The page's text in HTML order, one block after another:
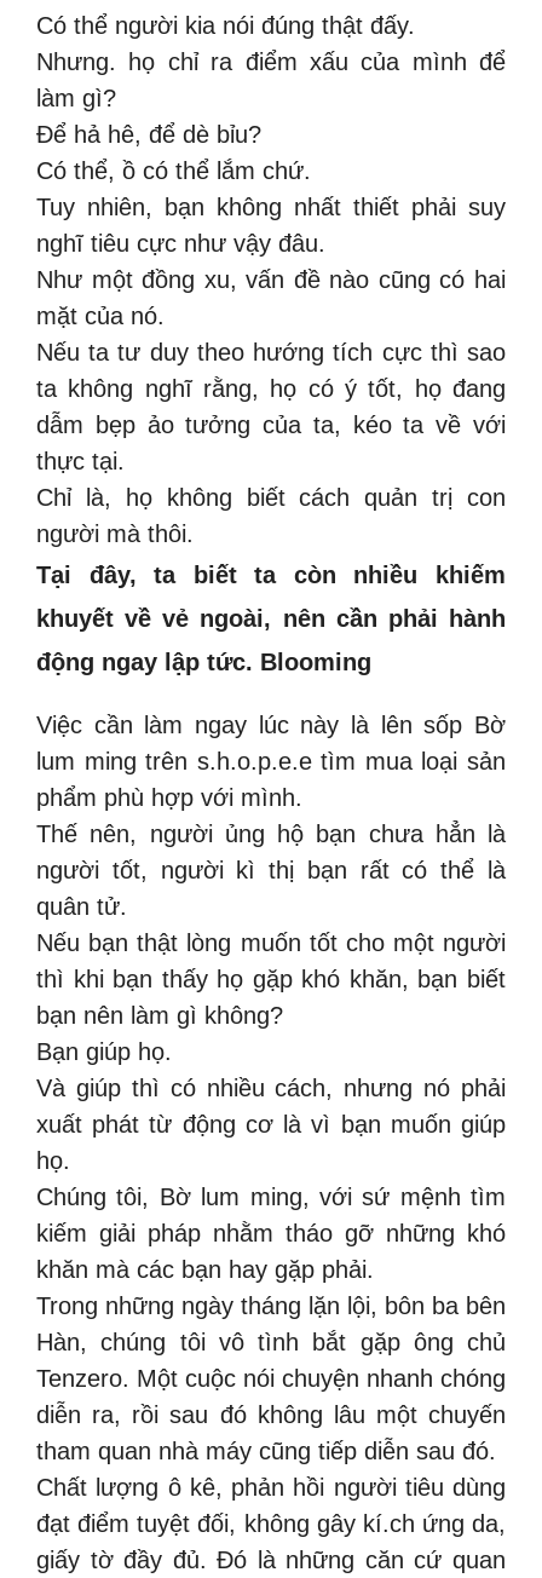
Có thể người kia nói đúng thật đấy.
Nhưng. họ chỉ ra điểm xấu của mình để
làm gì?
Để hả hê, để dè bỉu?
Có thể, ồ có thể lắm chứ.
Tuy nhiên, bạn không nhất thiết phải suy
nghĩ tiêu cực như vậy đâu.
Như một đồng xu, vấn đề nào cũng có hai
mặt của nó.
Nếu ta tư duy theo hướng tích cực thì sao
ta không nghĩ rằng, họ có ý tốt, họ đang
dẫm bẹp ảo tưởng của ta, kéo ta về với
thực tại.
Chỉ là, họ không biết cách quản trị con
người mà thôi.
Tại đây, ta biết ta còn nhiều khiếm
khuyết về vẻ ngoài, nên cần phải hành
động ngay lập tức. Blooming
Việc cần làm ngay lúc này là lên sốp Bờ
lum ming trên s.h.o.p.e.e tìm mua loại sản
phẩm phù hợp với mình.
Thế nên, người ủng hộ bạn chưa hẳn là
người tốt, người kì thị bạn rất có thể là
quân tử.
Nếu bạn thật lòng muốn tốt cho một người
thì khi bạn thấy họ gặp khó khăn, bạn biết
bạn nên làm gì không?
Bạn giúp họ.
Và giúp thì có nhiều cách, nhưng nó phải
xuất phát từ động cơ là vì bạn muốn giúp
họ.
Chúng tôi, Bờ lum ming, với sứ mệnh tìm
kiếm giải pháp nhằm tháo gỡ những khó
khăn mà các bạn hay gặp phải.
Trong những ngày tháng lặn lội, bôn ba bên
Hàn, chúng tôi vô tình bắt gặp ông chủ
Tenzero. Một cuộc nói chuyện nhanh chóng
diễn ra, rồi sau đó không lâu một chuyến
tham quan nhà máy cũng tiếp diễn sau đó.
Chất lượng ô kê, phản hồi người tiêu dùng
đạt điểm tuyệt đối, không gây kí.ch ứng da,
giấy tờ đầy đủ. Đó là những căn cứ quan